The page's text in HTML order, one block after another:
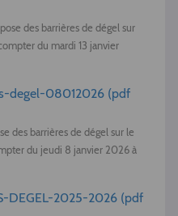
des barrières de dégel sur
du mardi 13 janvier
degel-08012026 (pdf
des barrières de dégel sur le
du jeudi 8 janvier 2026 à
DEGEL-2025-2026 (pdf